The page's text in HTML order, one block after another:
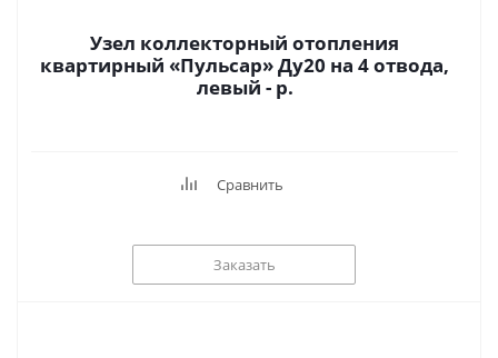
Узел коллекторный отопления
квартирный «Пульсар» Ду20 на 4 отвода,
левый - р.
Сравнить
Заказать